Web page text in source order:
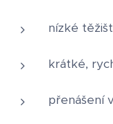
nízké
krátké,
přenášení